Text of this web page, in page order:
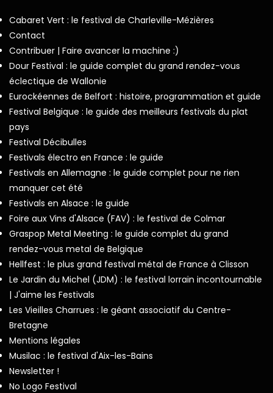
Cabaret Vert : le festival de Charleville-Mézières
Contact
Contribuer | Faire avancer la machine :)
Dour Festival : le guide complet du grand rendez-vous
éclectique de Wallonie
Eurockéennes de Belfort : histoire, programmation et guide
Festival Belgique : le guide des meilleurs festivals du plat
pays
Festival Décibulles
Festivals électro en France : le guide
Festivals en Allemagne : le guide complet pour ne rien
manquer cet été
Festivals en Alsace : le guide
Foire aux Vins d'Alsace (FAV) : le festival de Colmar
Graspop Metal Meeting : le guide complet du grand
rendez-vous metal de Belgique
Hellfest : le plus grand festival métal de France à Clisson
Le Jardin du Michel (JDM) : le festival lorrain incontournable
| J'aime les Festivals
Les Vieilles Charrues : le géant associatif du Centre-
Bretagne
Mentions légales
Musilac : le festival d'Aix-les-Bains
Newsletter !
No Logo Festival